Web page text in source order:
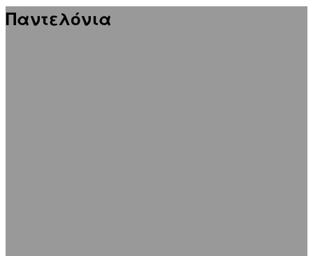
Παντελόνια